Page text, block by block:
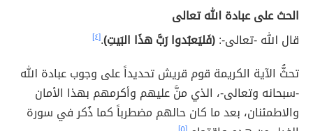
الحث على عبادة الله تعالى
قال الله -تعالى-:(فَليَعبُدوا رَبَّ هذَا البَيتِ).[٤]
تحثُّ الآية الكريمة قوم قريش تحديداً على وجوب عبادة الله
-سبحانه وتعالى-، الذي منَّ عليهم وأكرمهم بهذا الأمان
والاطمئنان، بعد ما كان حالهم مضطرباً كما ذُكر في سورة